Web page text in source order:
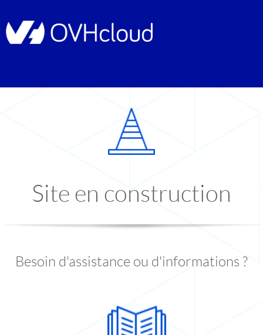
Site en construction
Besoin d'assistance ou d'informations ?